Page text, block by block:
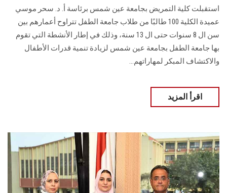
استقبلت كلية التمريض بجامعة عين شمس برئاسة أ. د. سحر موسي
عميدة الكلية 100 طالبًا من طلاب جامعة الطفل تتراوح أعمارهم بين
سن ال 8 سنوات حتى ال 13 سنة، وذلك في إطار الأنشطة التي تقوم
بها جامعة الطفل بجامعة عين شمس لزيادة تنمية قدرات الأطفال
والاكتشاف المبكر لمهاراتهم...
اقرأ المزيد